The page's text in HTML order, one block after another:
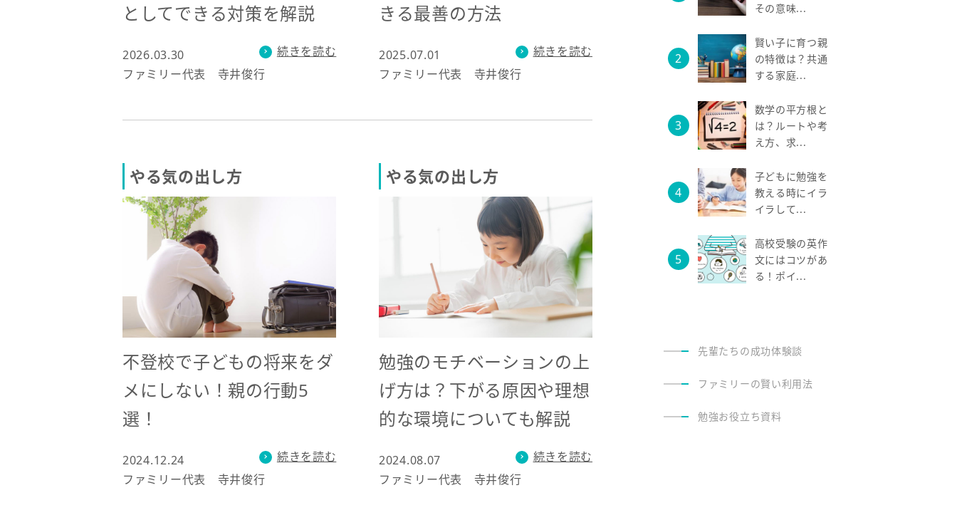
としてできる対策を解説
2026.03.30
ファミリー代表 寺井俊行
続きを読む
きる最善の方法
2025.07.01
ファミリー代表 寺井俊行
続きを読む
やる気の出し方
不登校で子どもの将来をダ
メにしない！親の行動5
選！
2024.12.24
ファミリー代表 寺井俊行
続きを読む
やる気の出し方
勉強のモチベーションの上
げ方は？下がる原因や理想
的な環境についても解説
2024.08.07
ファミリー代表 寺井俊行
続きを読む
その意味...
賢い子に育つ親
の特徴は？共通
する家庭...
数学の平方根と
は？ルートや考
え方、求...
子どもに勉強を
教える時にイラ
イラして...
高校受験の英作
文にはコツがあ
る！ポイ...
先輩たちの成功体験談
ファミリーの賢い利用法
勉強お役立ち資料